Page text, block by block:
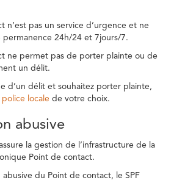
n’est pas un service d’urgence et ne
permanence 24h/24 et 7jours/7.
ne permet pas de porter plainte ou de
un délit.
d’un délit et souhaitez porter plainte,
police locale de votre choix.
abusive
la gestion de l’infrastructure de la
Point de contact.
abusive du Point de contact, le SPF